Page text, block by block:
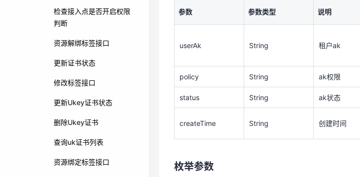
检查接入点是否开启权限
判断
资源解绑标签接口
更新证书状态
修改标签接口
更新Ukey证书状态
删除Ukey证书
查询uk证书列表
资源绑定标签接口
status String ak状态
枚举参数
参数名 policy
枚举值 类型
cert
参数 参数类型 说明
userAk String 租户ak
policy String ak权限
status String ak状态
createTime String 创建时间
枚举参数